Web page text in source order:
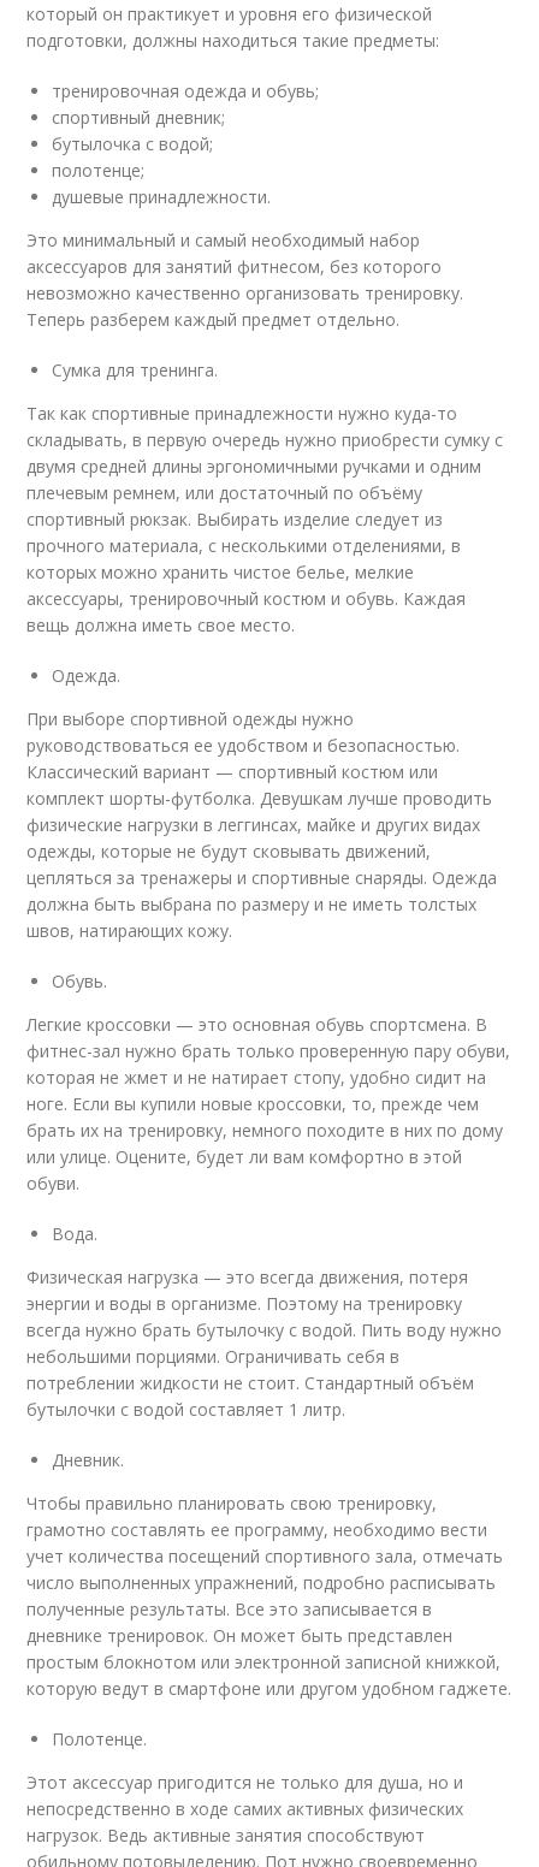
который он практикует и уровня его физической
подготовки, должны находиться такие предметы:
тренировочная одежда и обувь;
спортивный дневник;
бутылочка с водой;
полотенце;
душевые принадлежности.
Это минимальный и самый необходимый набор
аксессуаров для занятий фитнесом, без которого
невозможно качественно организовать тренировку.
Теперь разберем каждый предмет отдельно.
Сумка для тренинга.
Так как спортивные принадлежности нужно куда-то
складывать, в первую очередь нужно приобрести сумку с
двумя средней длины эргономичными ручками и одним
плечевым ремнем, или достаточный по объёму
спортивный рюкзак. Выбирать изделие следует из
прочного материала, с несколькими отделениями, в
которых можно хранить чистое белье, мелкие
аксессуары, тренировочный костюм и обувь. Каждая
вещь должна иметь свое место.
Одежда.
При выборе спортивной одежды нужно
руководствоваться ее удобством и безопасностью.
Классический вариант — спортивный костюм или
комплект шорты-футболка. Девушкам лучше проводить
физические нагрузки в леггинсах, майке и других видах
одежды, которые не будут сковывать движений,
цепляться за тренажеры и спортивные снаряды. Одежда
должна быть выбрана по размеру и не иметь толстых
швов, натирающих кожу.
Обувь.
Легкие кроссовки — это основная обувь спортсмена. В
фитнес-зал нужно брать только проверенную пару обуви,
которая не жмет и не натирает стопу, удобно сидит на
ноге. Если вы купили новые кроссовки, то, прежде чем
брать их на тренировку, немного походите в них по дому
или улице. Оцените, будет ли вам комфортно в этой
обуви.
Вода.
Физическая нагрузка — это всегда движения, потеря
энергии и воды в организме. Поэтому на тренировку
всегда нужно брать бутылочку с водой. Пить воду нужно
небольшими порциями. Ограничивать себя в
потреблении жидкости не стоит. Стандартный объём
бутылочки с водой составляет 1 литр.
Дневник.
Чтобы правильно планировать свою тренировку,
грамотно составлять ее программу, необходимо вести
учет количества посещений спортивного зала, отмечать
число выполненных упражнений, подробно расписывать
полученные результаты. Все это записывается в
дневнике тренировок. Он может быть представлен
простым блокнотом или электронной записной книжкой,
которую ведут в смартфоне или другом удобном гаджете.
Полотенце.
Этот аксессуар пригодится не только для душа, но и
непосредственно в ходе самих активных физических
нагрузок. Ведь активные занятия способствуют
обильному потовыделению. Пот нужно своевременно